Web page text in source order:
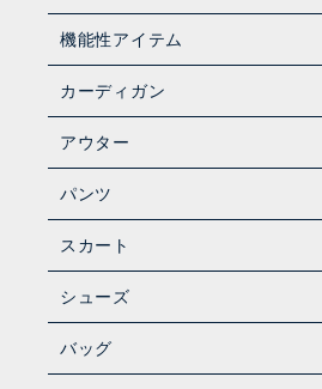
機能性アイテム
カーディガン
アウター
パンツ
スカート
シューズ
バッグ